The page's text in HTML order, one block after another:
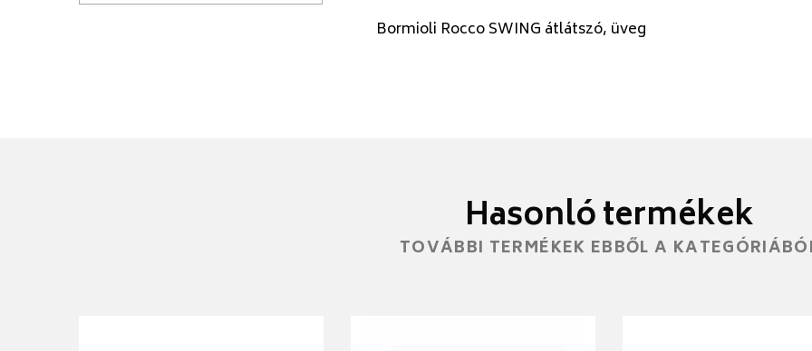
Bormioli Rocco SWING átlátszó, üveg
Hasonló termékek
TOVÁBBI TERMÉKEK EBBŐL A